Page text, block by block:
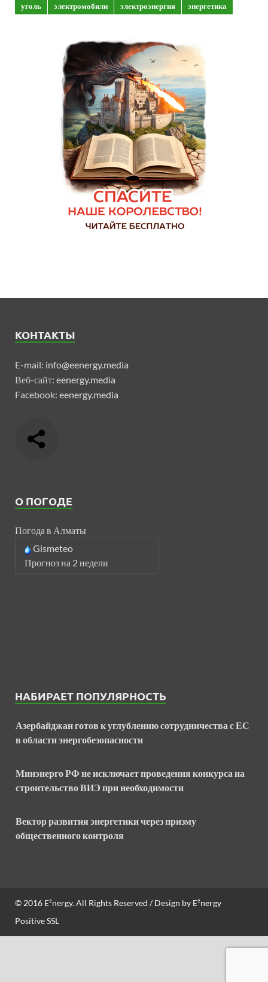
уголь
электромобили электроэнергия энергетика
КОНТАКТЫ
E-mail: info@eenergy.media
Веб-сайт: eenergy.media
Facebook: eenergy.media
О ПОГОДЕ
Погода в Алматы
Gismeteo
Прогноз на 2 недели
НАБИРАЕТ ПОПУЛЯРНОСТЬ
Азербайджан готов к углублению сотрудничества с ЕС
в области энергобезопасности
Минэнерго РФ не исключает проведения конкурса на
строительство ВИЭ при необходимости
Вектор развития энергетики через призму
общественного контроля
© 2016 E²nergy. All Rights Reserved / Design by E²nergy
Positive SSL